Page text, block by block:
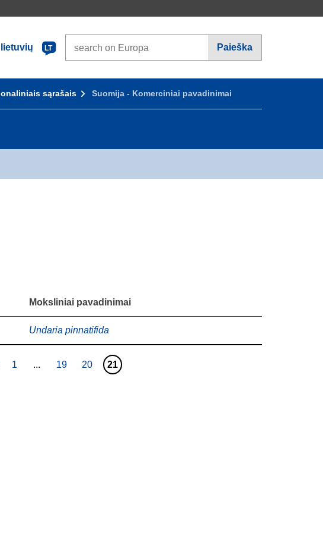
lietuvių
LT Paieška
sąrašais Suomija - Komerciniai pavadinimai
Moksliniai pavadinimai
Undaria pinnatifida
1 ... 19Puslapis
20Puslapis
21